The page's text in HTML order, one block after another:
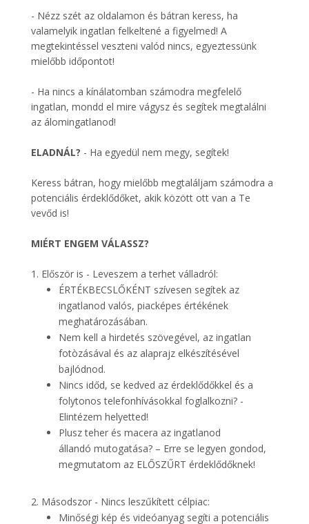
- Nézz szét az oldalamon és bátran keress, ha
valamelyik ingatlan felkeltené a figyelmed! A
megtekintéssel veszteni valód nincs, egyeztessünk
mielőbb időpontot!
- Ha nincs a kínálatomban számodra megfelelő
ingatlan, mondd el mire vágysz és segítek megtalálni
az álomingatlanod!
ELADNÁL? - Ha egyedül nem megy, segítek!
Keress bátran, hogy mielőbb megtaláljam számodra a
potenciális érdeklődőket, akik között ott van a Te
vevőd is!
MIÉRT ENGEM VÁLASSZ?
1. Először is - Leveszem a terhet válladról:
ÉRTÉKBECSLŐKÉNT szívesen segítek az
ingatlanod valós, piacképes értékének
meghatározásában.
Nem kell a hirdetés szövegével, az ingatlan
fotòzásával és az alaprajz elkészítésével
bajlódnod.
Nincs időd, se kedved az érdeklődőkkel és a
folytonos telefonhívásokkal foglalkozni? -
Elintézem helyetted!
Plusz teher és macera az ingatlanod
állandó mutogatása? – Erre se legyen gondod,
megmutatom az ELŐSZŰRT érdeklődőknek!
2. Másodszor - Nincs leszűkített célpiac:
Minőségi kép és videóanyag segíti a potenciális